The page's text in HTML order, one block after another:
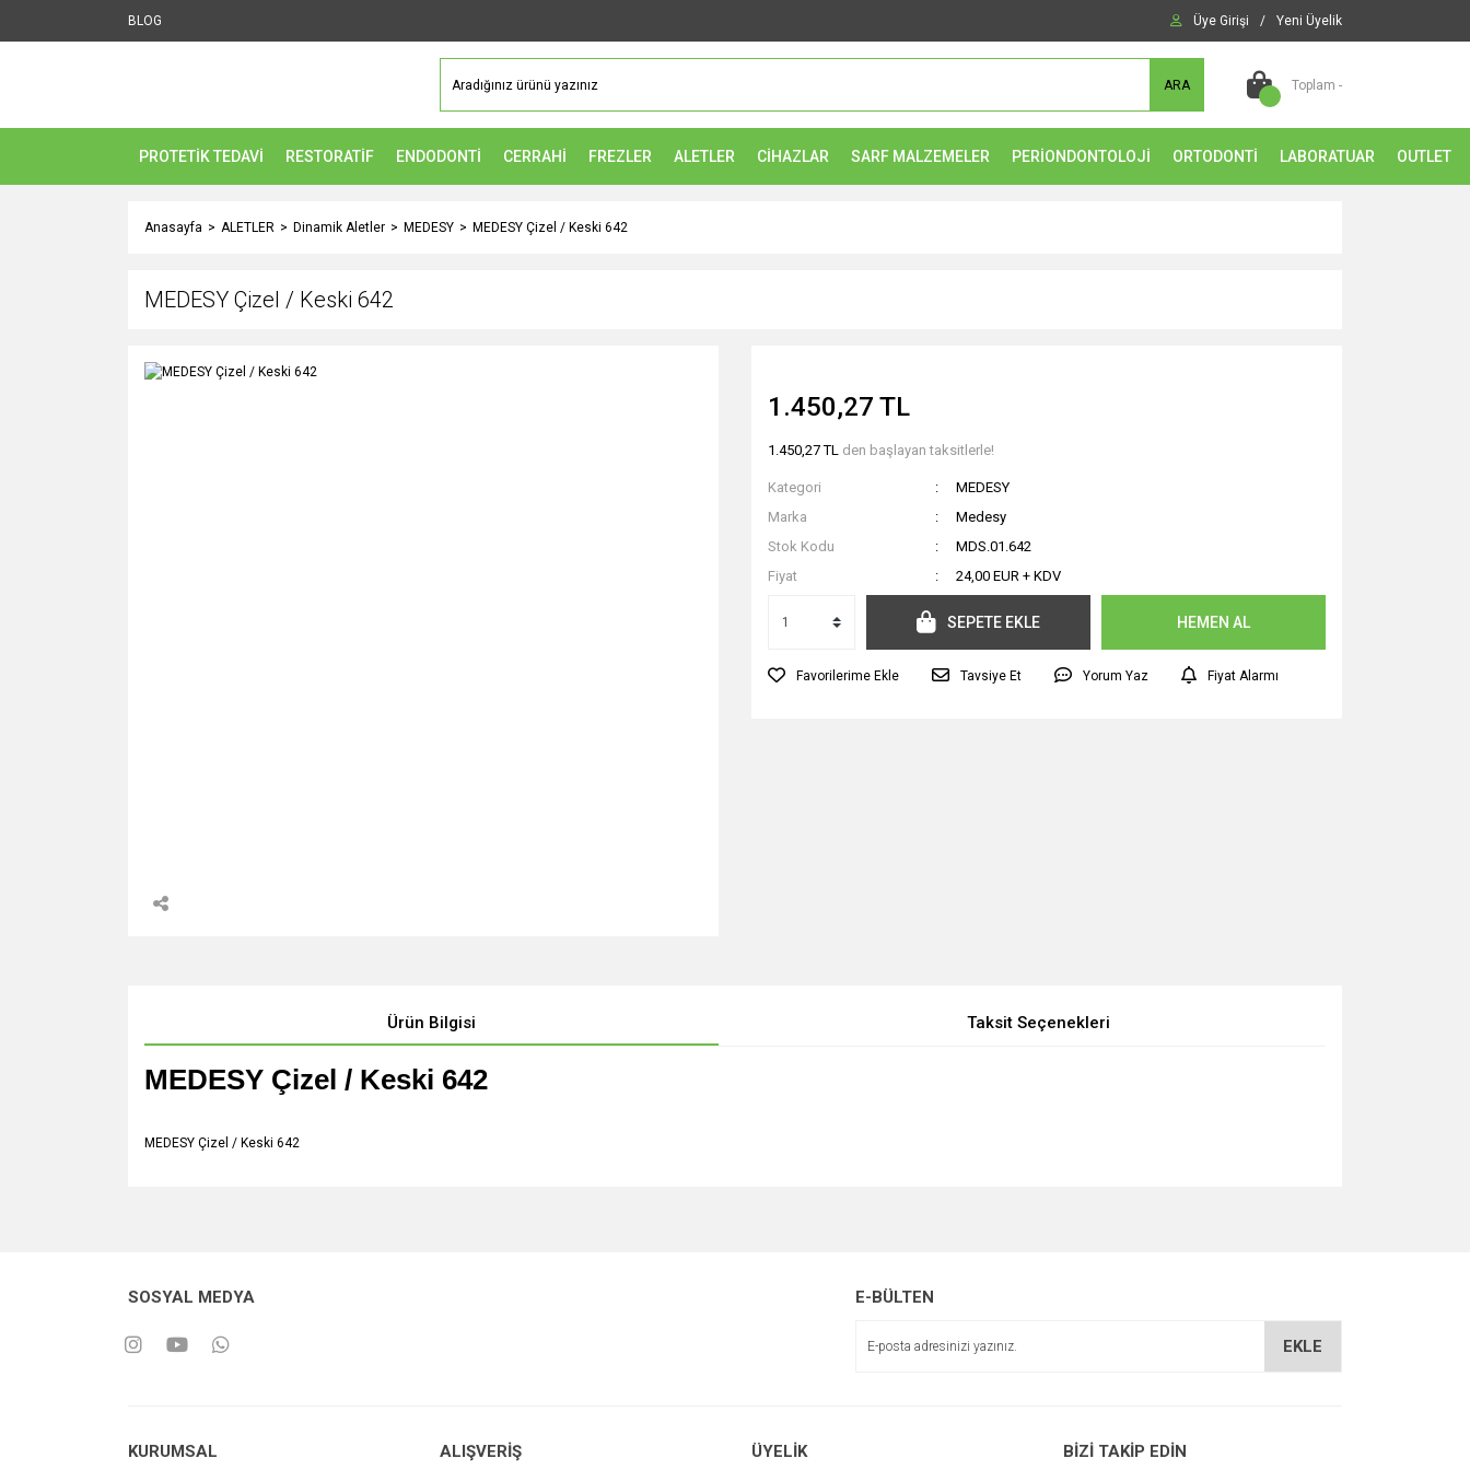
BLOG Üye Girişi / Yeni Üyelik
ARA Toplam -
PROTETİK TEDAVİ RESTORATİF ENDODONTİ CERRAHİ FREZLER ALETLER CİHAZLAR SARF MALZEMELER PERİONDONTOLOJİ ORTODONTİ LABORATUAR OUTLET
Anasayfa ALETLER Dinamik Aletler MEDESY MEDESY Çizel / Keski 642
MEDESY Çizel / Keski 642
1.450,27 TL
1.450,27 TL den başlayan taksitlerle!
Kategori
MEDESY
Marka
Medesy
Stok Kodu
MDS.01.642
Fiyat
24,00 EUR + KDV
SEPETE EKLE HEMEN AL
Tavsiye Et Yorum Yaz Fiyat Alarmı
Ürün Bilgisi Taksit Seçenekleri
MEDESY Çizel / Keski 642
MEDESY Çizel / Keski 642
SOSYAL MEDYA E-BÜLTEN
EKLE
KURUMSAL ALIŞVERİŞ ÜYELİK BİZİ TAKİP EDİN